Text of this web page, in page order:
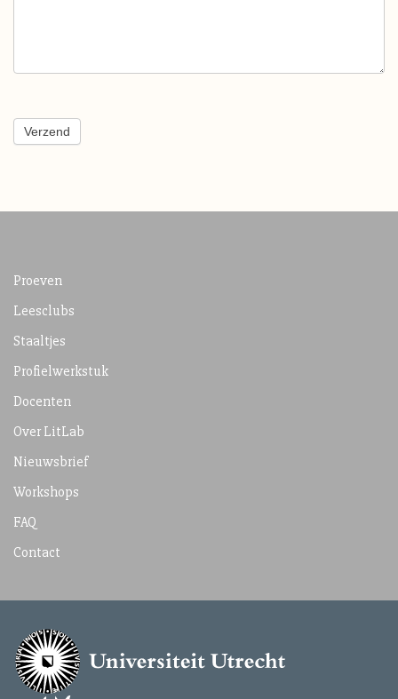
Verzend
Proeven
Leesclubs
Staaltjes
Profielwerkstuk
Docenten
Over LitLab
Nieuwsbrief
Workshops
FAQ
Contact